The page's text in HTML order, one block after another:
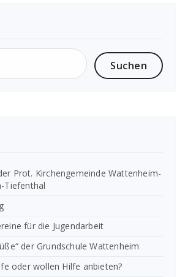
Prot. Kirchengemeinde Wattenheim-
Tiefenthal
für die Jugendarbeit
der Grundschule Wattenheim
oder wollen Hilfe anbieten?